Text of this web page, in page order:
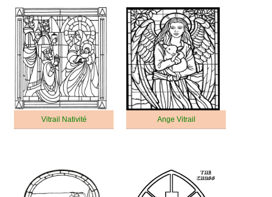
Vitrail Nativité Ange Vitrail